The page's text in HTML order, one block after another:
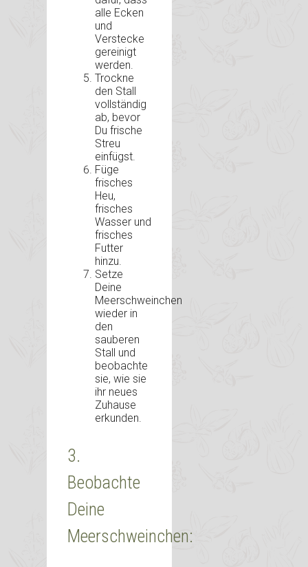
alle Ecken
und
Verstecke
gereinigt
werden.
Trockne
den Stall
vollständig
ab, bevor
Du frische
Streu
einfügst.
Füge
frisches
Heu,
frisches
Wasser und
frisches
Futter
hinzu.
Setze
Deine
Meerschweinchen
wieder in
den
sauberen
Stall und
beobachte
sie, wie sie
ihr neues
Zuhause
erkunden.
3.
Beobachte
Deine
Meerschweinchen: